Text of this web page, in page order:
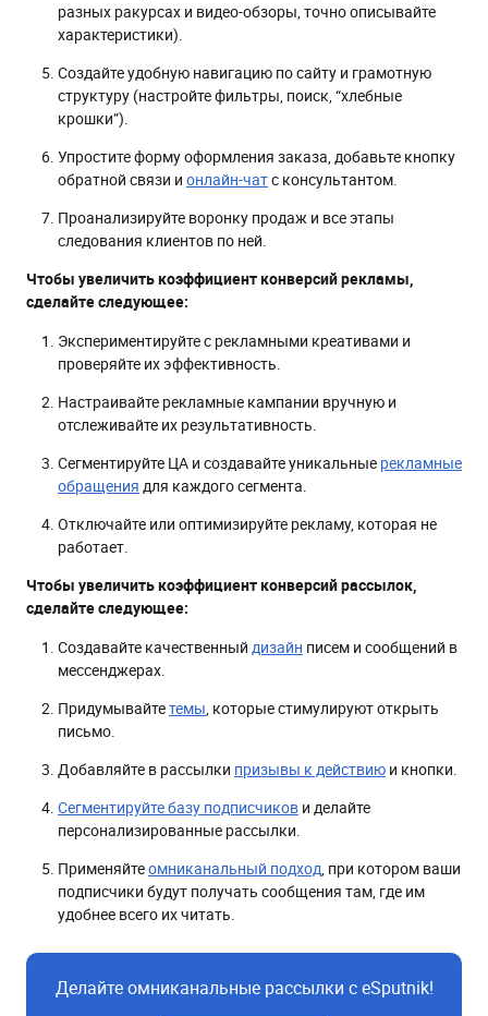
разных ракурсах и видео-обзоры, точно описывайте
характеристики).
Создайте удобную навигацию по сайту и грамотную
структуру (настройте фильтры, поиск, “хлебные
крошки”).
Упростите форму оформления заказа, добавьте кнопку
обратной связи и онлайн-чатс консультантом.
Проанализируйте воронку продаж и все этапы
следования клиентов по ней.
Чтобы увеличить коэффициент конверсий рекламы,
сделайте следующее:
Экспериментируйте с рекламными креативами и
проверяйте их эффективность.
Настраивайте рекламные кампании вручную и
отслеживайте их результативность.
Сегментируйте ЦА и создавайте уникальные рекламные
обращения для каждого сегмента.
Отключайте или оптимизируйте рекламу, которая не
работает.
Чтобы увеличить коэффициент конверсий рассылок,
сделайте следующее:
Создавайте качественный дизайн писем и сообщений в
мессенджерах.
Придумывайтетемы, которые стимулируют открыть
письмо.
Добавляйте в рассылки призывы к действию и кнопки.
Сегментируйте базу подписчиков и делайте
персонализированные рассылки.
Применяйтеомниканальный подход, при котором ваши
подписчики будут получать сообщения там, где им
удобнее всего их читать.
Делайте омниканальные рассылки с eSputnik!